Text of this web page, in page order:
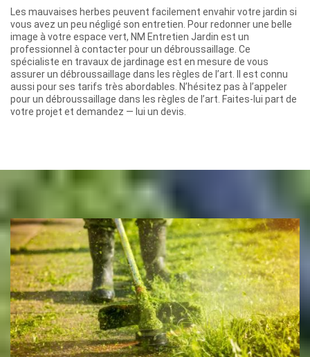
Les mauvaises herbes peuvent facilement envahir votre jardin si
vous avez un peu négligé son entretien. Pour redonner une belle
image à votre espace vert, NM Entretien Jardin est un
professionnel à contacter pour un débroussaillage. Ce
spécialiste en travaux de jardinage est en mesure de vous
assurer un débroussaillage dans les règles de l’art. Il est connu
aussi pour ses tarifs très abordables. N’hésitez pas à l’appeler
pour un débroussaillage dans les règles de l’art. Faites-lui part de
votre projet et demandez — lui un devis.